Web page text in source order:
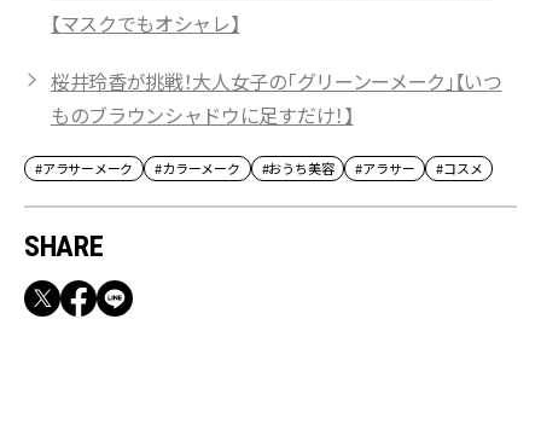
【マスクでもオシャレ】
桜井玲香が挑戦！大人女子の「グリーンーメーク」【いつ
ものブラウンシャドウに足すだけ！】
#アラサーメーク #カラーメーク #おうち美容 #アラサー #コスメ
SHARE